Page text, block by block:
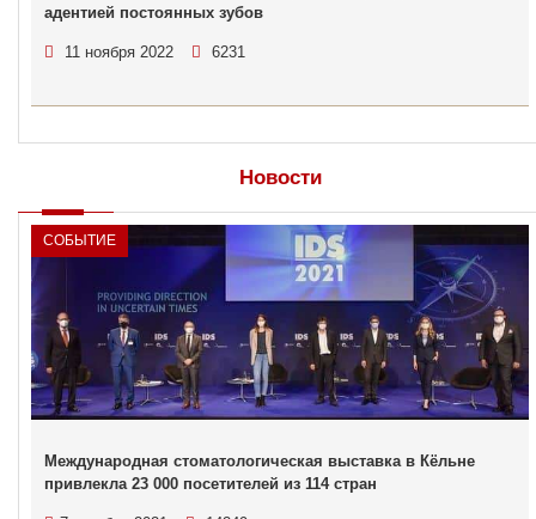
адентией постоянных зубов
11 ноября 2022 6231
Новости
СОБЫТИЕ
Международная стоматологическая выставка в Кёльне
привлекла 23 000 посетителей из 114 стран